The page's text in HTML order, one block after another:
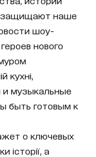
защищают наше
шоу-
нового
кухні,
и музыкальные
быть готовым к
о ключевых
історії, а